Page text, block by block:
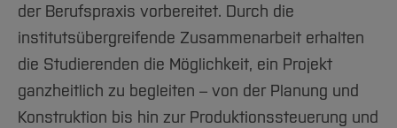
der Berufspraxis vorbereitet. Durch die
institutsübergreifende Zusammenarbeit erhalten
die Studierenden die Möglichkeit, ein Projekt
ganzheitlich zu begleiten – von der Planung und
Konstruktion bis hin zur Produktionssteuerung und